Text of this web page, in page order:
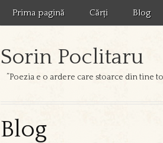
Prima pagină Cărți Blog
Sorin Poclitaru
”Poezia e o ardere care stoarce din tine
Blog